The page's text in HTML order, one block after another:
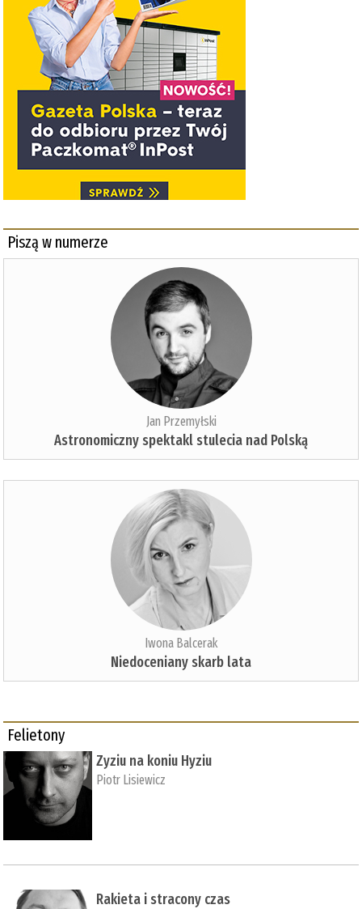
Piszą w numerze
Jan Przemyłski
Astronomiczny spektakl stulecia nad Polską
Iwona Balcerak
Niedoceniany skarb lata
Felietony
Zyziu na koniu Hyziu
Piotr Lisiewicz
Rakieta i stracony czas